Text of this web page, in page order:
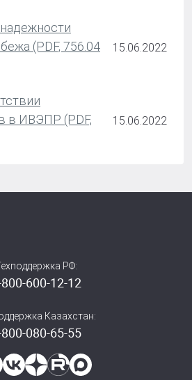
(PDF, 756.04
15.06.2022
в ИВЭПР (PDF,
15.06.2022
РФ:
600-12-12
Казахстан:
080-65-55